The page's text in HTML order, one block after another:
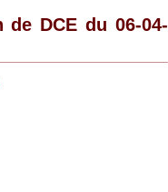
de DCE du 06-04-